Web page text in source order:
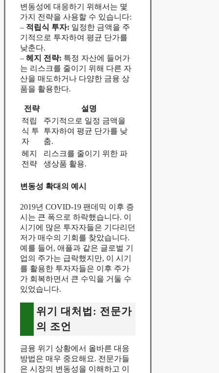
변동성에 대응하기 위해서는 몇
가지 전략을 사용할 수 있습니다:
– 적립식 투자: 일정한 금액을 주
기적으로 투자하여 평균 단가를
낮춘다.
– 헤지 전략: 특정 자산에 들어가
는 리스크를 줄이기 위해 다른 자
산을 매도하거나 다양한 금융 상
품을 활용한다.
전략
설명
적립
식 투
자
주기적으로 일정 금액을
투자하여 평균 단가를 낮
춤.
헤지
전략
리스크를 줄이기 위한 파
생상품 활용.
변동성 확대의 예시
2019년 COVID-19 팬데믹 이후 증
시는 큰 폭으로 하락했습니다. 이
시기에 많은 투자자들은 기다리던
저가 매수의 기회를 찾았습니다.
예를 들어, 애플과 같은 글로벌 기
업의 주가는 급락했지만, 이 시기
를 활용한 투자자들은 이후 주가
가 회복하면서 큰 수익을 거둘 수
있었습니다.
위기 대처법: 전문가
의 조언
금융 위기 상황에서 올바른 대응
방법은 매우 중요해요. 전문가들
은 시장의 변동성을 이해하고 이